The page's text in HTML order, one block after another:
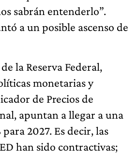
sabrán entenderlo”.
a un posible ascenso de
la Reserva Federal,
monetarias y
de Precios de
apuntan a llegar a una
2027. Es decir, las
han sido contractivas;